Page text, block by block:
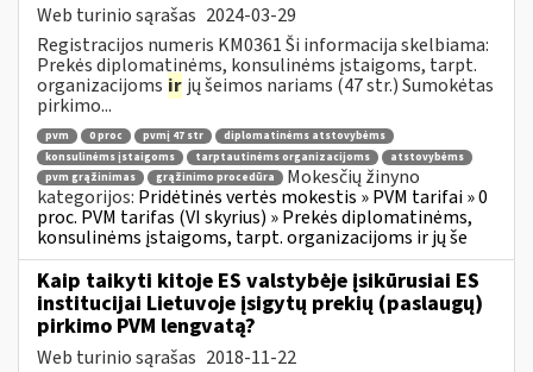
Web turinio sąrašas 2024-03-29
Registracijos numeris KM0361 Ši informacija skelbiama:
Prekės diplomatinėms, konsulinėms įstaigoms, tarpt.
organizacijoms ir jų šeimos nariams (47 str.) Sumokėtas
pirkimo...
pvm 0 proc pvmį 47 str
diplomatinėms atstovybėms
konsulinėms įstaigoms
tarptautinėms organizacijoms
atstovybėms
pvm grąžinimas
grąžinimo procedūra
Mokesčių žinyno
kategorijos: Pridėtinės vertės mokestis » PVM tarifai » 0
proc. PVM tarifas (VI skyrius) » Prekės diplomatinėms,
konsulinėms įstaigoms, tarpt. organizacijoms ir jų še
Kaip taikyti kitoje ES valstybėje įsikūrusiai ES
institucijai Lietuvoje įsigytų prekių (paslaugų)
pirkimo PVM lengvatą?
Web turinio sąrašas 2018-11-22